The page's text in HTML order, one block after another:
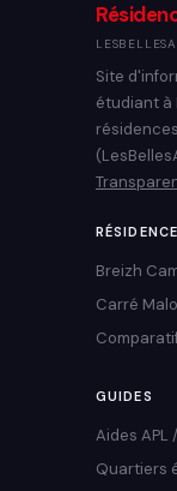
Site
étudiant à
Breizh
Carré Malo
GUIDES
Aides APL
Quartiers